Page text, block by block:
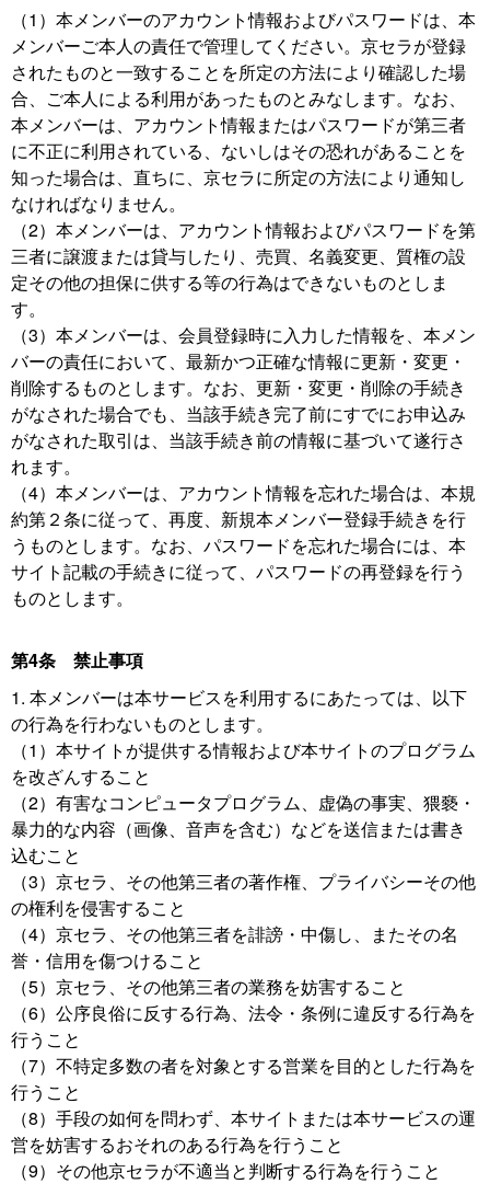
（1）本メンバーのアカウント情報およびパスワードは、本
メンバーご本人の責任で管理してください。京セラが登録
されたものと一致することを所定の方法により確認した場
合、ご本人による利用があったものとみなします。なお、
本メンバーは、アカウント情報またはパスワードが第三者
に不正に利用されている、ないしはその恐れがあることを
知った場合は、直ちに、京セラに所定の方法により通知し
なければなりません。
（2）本メンバーは、アカウント情報およびパスワードを第
三者に譲渡または貸与したり、売買、名義変更、質権の設
定その他の担保に供する等の行為はできないものとしま
す。
（3）本メンバーは、会員登録時に入力した情報を、本メン
バーの責任において、最新かつ正確な情報に更新・変更・
削除するものとします。なお、更新・変更・削除の手続き
がなされた場合でも、当該手続き完了前にすでにお申込み
がなされた取引は、当該手続き前の情報に基づいて遂行さ
れます。
（4）本メンバーは、アカウント情報を忘れた場合は、本規
約第２条に従って、再度、新規本メンバー登録手続きを行
うものとします。なお、パスワードを忘れた場合には、本
サイト記載の手続きに従って、パスワードの再登録を行う
ものとします。
第4条 禁止事項
1. 本メンバーは本サービスを利用するにあたっては、以下
の行為を行わないものとします。
（1）本サイトが提供する情報および本サイトのプログラム
を改ざんすること
（2）有害なコンピュータプログラム、虚偽の事実、猥褻・
暴力的な内容（画像、音声を含む）などを送信または書き
込むこと
（3）京セラ、その他第三者の著作権、プライバシーその他
の権利を侵害すること
（4）京セラ、その他第三者を誹謗・中傷し、またその名
誉・信用を傷つけること
（5）京セラ、その他第三者の業務を妨害すること
（6）公序良俗に反する行為、法令・条例に違反する行為を
行うこと
（7）不特定多数の者を対象とする営業を目的とした行為を
行うこと
（8）手段の如何を問わず、本サイトまたは本サービスの運
営を妨害するおそれのある行為を行うこと
（9）その他京セラが不適当と判断する行為を行うこと